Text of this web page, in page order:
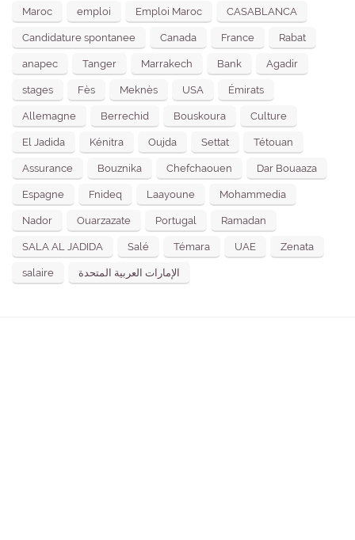
Maroc emploi Emploi Maroc CASABLANCA
Candidature spontanee Canada France Rabat
anapec Tanger Marrakech Bank Agadir
stages Fès Meknès USA Émirats
Allemagne Berrechid Bouskoura Culture
El Jadida Kénitra Oujda Settat Tétouan
Assurance Bouznika Chefchaouen Dar Bouaaza
Espagne Fnideq Laayoune Mohammedia
Nador Ouarzazate Portugal Ramadan
SALA AL JADIDA Salé Témara UAE Zenata
salaire الإمارات العربية المتحدة